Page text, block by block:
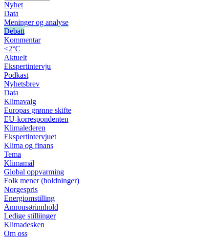
Nyhet
Data
Meninger og analyse
Debatt
Kommentar
<2°C
Aktuelt
Ekspertintervju
Podkast
Nyhetsbrev
Data
Klimavalg
Europas grønne skifte
EU-korrespondenten
Klimalederen
Ekspertintervjuet
Klima og finans
Tema
Klimamål
Global oppvarming
Folk mener (holdninger)
Norgespris
Energiomstilling
Annonsørinnhold
Ledige stilliinger
Klimadesken
Om oss